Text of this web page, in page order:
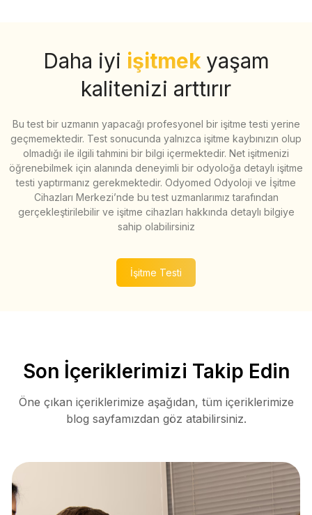
Daha iyi işitmek yaşam
kalitenizi arttırır
Bu test bir uzmanın yapacağı profesyonel bir işitme testi yerine
geçmemektedir. Test sonucunda yalnızca işitme kaybınızın olup
olmadığı ile ilgili tahmini bir bilgi içermektedir. Net işitmenizi
öğrenebilmek için alanında deneyimli bir odyoloğa detaylı işitme
testi yaptırmanız gerekmektedir. Odyomed Odyoloji ve İşitme
Cihazları Merkezi’nde bu test uzmanlarımız tarafından
gerçekleştirilebilir ve işitme cihazları hakkında detaylı bilgiye
sahip olabilirsiniz
İşitme Testi
Son İçeriklerimizi Takip Edin
Öne çıkan içeriklerimize aşağıdan, tüm içeriklerimize
blog sayfamızdan göz atabilirsiniz.